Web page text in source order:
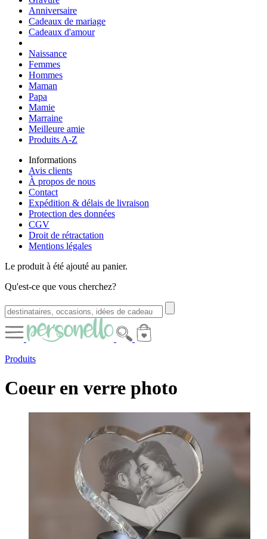
Anniversaire
Cadeaux de mariage
Cadeaux d'amour
Naissance
Femmes
Hommes
Maman
Papa
Mamie
Marraine
Meilleure amie
Produits A-Z
Informations
Avis clients
À propos de nous
Contact
Expédition & délais de livraison
Protection des données
CGV
Droit de rétractation
Mentions légales
Le produit à été ajouté au panier.
Qu'est-ce que vous cherchez?
Produits
Coeur en verre photo